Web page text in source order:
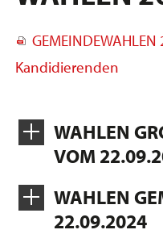
Kandidierenden
WAHLEN
VOM
WAHLEN
22.09.2024